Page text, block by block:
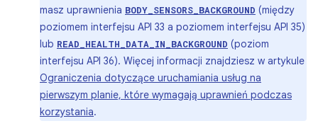
masz uprawnienia BODY_SENSORS_BACKGROUND (między
poziomem interfejsu API 33 a poziomem interfejsu API 35)
lub READ_HEALTH_DATA_IN_BACKGROUND (poziom
interfejsu API 36). Więcej informacji znajdziesz w artykule
Ograniczenia dotyczące uruchamiania usług na
pierwszym planie, które wymagają uprawnień podczas
korzystania.